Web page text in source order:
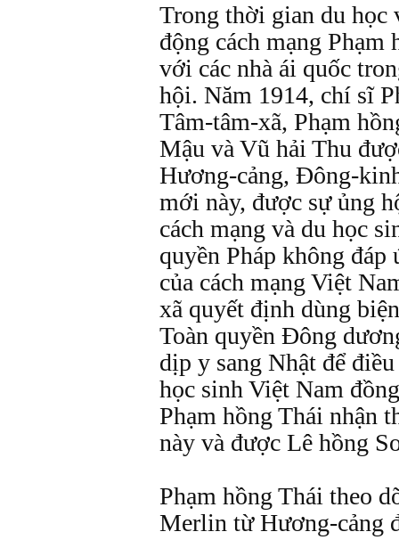
Trong thời gian du học
động cách mạng
với các nhà ái quốc
hội. Năm 1914, chí sĩ
Tâm-tâm-xã, Phạm
Mậu và Vũ hải Thu
Hương-cảng, Đông-
mới này, được sự ủng
cách mạng và du học
quyền Pháp không đáp
của cách mạng Việt
xã quyết định dùng
Toàn quyền Đông
dịp y sang Nhật để
học sinh Việt Nam
Phạm hồng Thái nhận
này và được Lê hồng
Phạm hồng Thái theo
Merlin từ Hương-cảng